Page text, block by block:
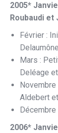
2005*
Roubaudi et
Février :
Delaumône
Mars :
Deléage
Novembre
Aldebert
2006*